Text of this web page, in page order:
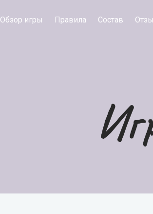
Обзор игры Правила Состав